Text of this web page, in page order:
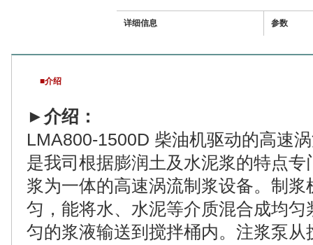
详细信息 参数
■介绍
►介绍：
LMA800-1500D 柴油机驱动的高速
是我司根据膨润土及水泥浆的特点
浆为一体的高速涡流制浆设备。制
匀，能将水、水泥等介质混合成均
匀的浆液输送到搅拌桶内。注浆泵